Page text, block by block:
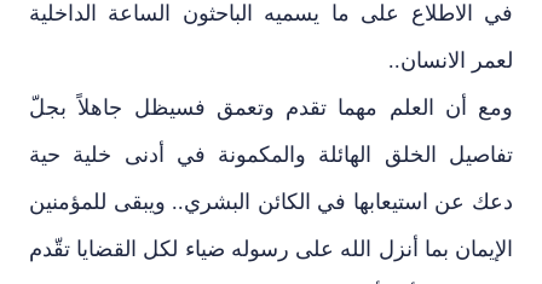
في الاطلاع على ما يسميه الباحثون الساعة الداخلية
لعمر الانسان..
ومع أن العلم مهما تقدم وتعمق فسيظل جاهلاً بجلّ
تفاصيل الخلق الهائلة والمكمونة في أدنى خلية حية
دعك عن استيعابها في الكائن البشري.. ويبقى للمؤمنين
الإيمان بما أنزل الله على رسوله ضياء لكل القضايا تقّدم